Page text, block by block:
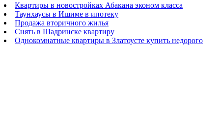
Квартиры в новостройках Абакана эконом класса
Таунхаусы в Ишиме в ипотеку
Продажа вторичного жилья
Снять в Шадринске квартиру
Однокомнатные квартиры в Златоусте купить недорого